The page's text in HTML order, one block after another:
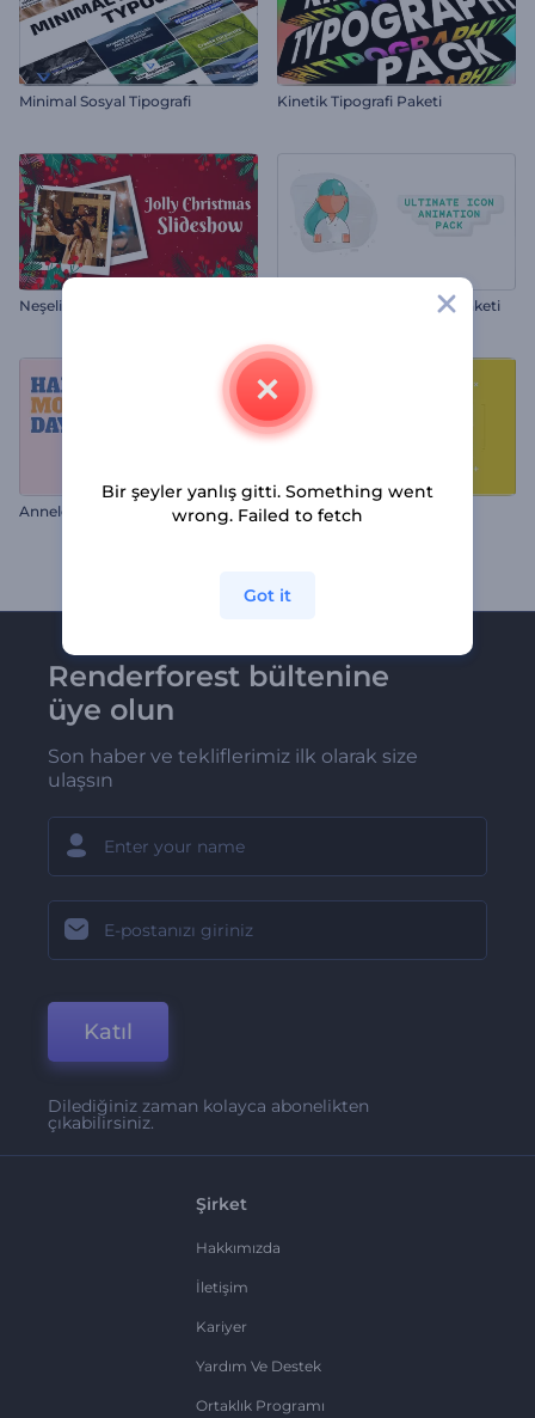
Minimal Sosyal Tipografi Kinetik Tipografi Paketi
Neşeli Noel Slayt Gösterisi Devasa İkon Animasyon Paketi
Anneler Günü Animasyonu Hareketli Yazı Paketi
Renderforest bültenine
üye olun
Son haber ve tekliflerimiz ilk olarak size
ulaşsın
Katıl
Dilediğiniz zaman kolayca abonelikten
çıkabilirsiniz.
Şirket
Hakkımızda
İletişim
Kariyer
Yardım Ve Destek
Ortaklık Programı
Bir şeyler yanlış gitti. Something went
wrong. Failed to fetch
Got it